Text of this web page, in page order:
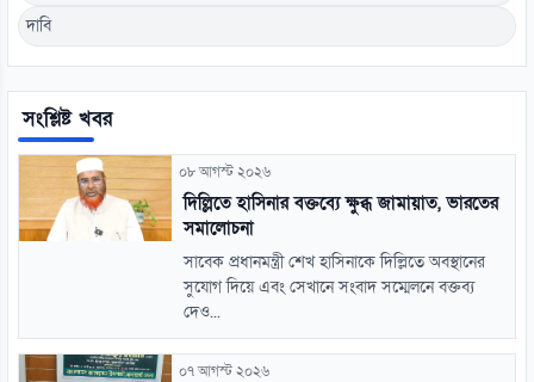
দাবি
সংশ্লিষ্ট খবর
০৮ আগস্ট ২০২৬
দিল্লিতে হাসিনার বক্তব্যে ক্ষুব্ধ জামায়াত, ভারতের
সমালোচনা
সাবেক প্রধানমন্ত্রী শেখ হাসিনাকে দিল্লিতে অবস্থানের
সুযোগ দিয়ে এবং সেখানে সংবাদ সম্মেলনে বক্তব্য
দেও...
০৭ আগস্ট ২০২৬